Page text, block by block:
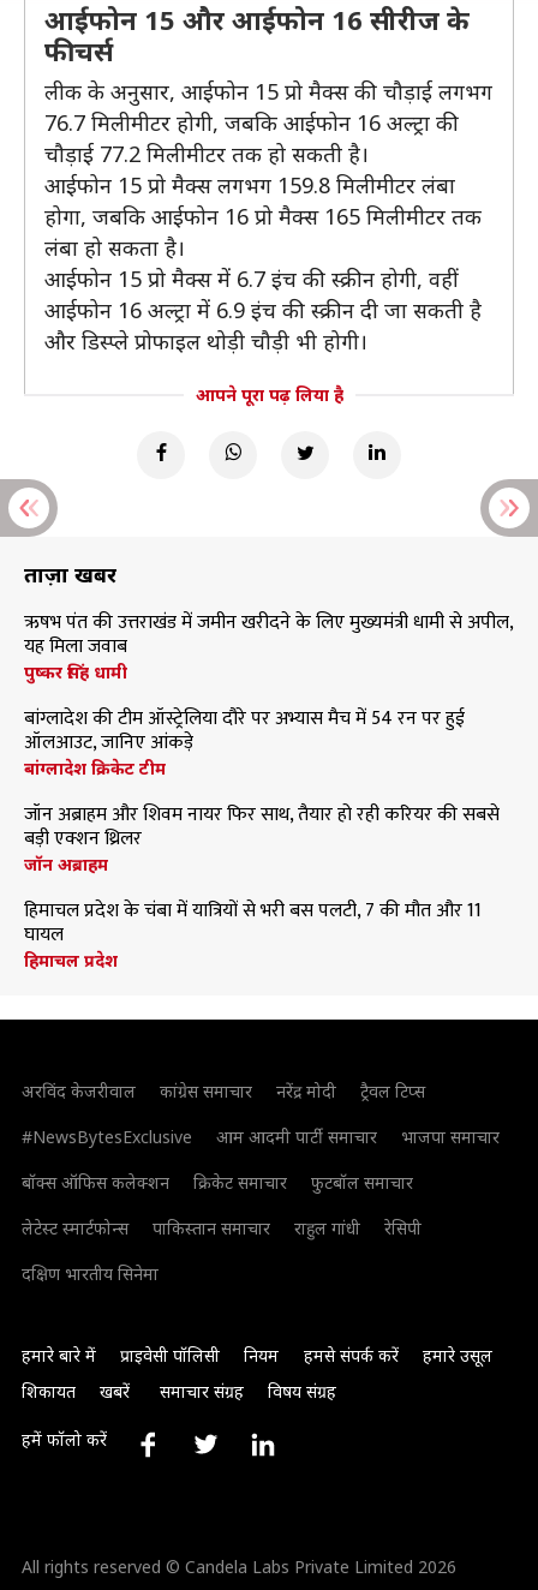
आईफोन 15 और आईफोन 16 सीरीज के
फीचर्स
लीक के अनुसार, आईफोन 15 प्रो मैक्स की चौड़ाई लगभग
76.7 मिलीमीटर होगी, जबकि आईफोन 16 अल्ट्रा की
चौड़ाई 77.2 मिलीमीटर तक हो सकती है।
आईफोन 15 प्रो मैक्स लगभग 159.8 मिलीमीटर लंबा
होगा, जबकि आईफोन 16 प्रो मैक्स 165 मिलीमीटर तक
लंबा हो सकता है।
आईफोन 15 प्रो मैक्स में 6.7 इंच की स्क्रीन होगी, वहीं
आईफोन 16 अल्ट्रा में 6.9 इंच की स्क्रीन दी जा सकती है
और डिस्प्ले प्रोफाइल थोड़ी चौड़ी भी होगी।
आपने पूरा पढ़ लिया है
ताज़ा खबरें
ऋषभ पंत की उत्तराखंड में जमीन खरीदने के लिए मुख्यमंत्री धामी से अपील,
यह मिला जवाब
पुष्कर सिंह धामी
बांग्लादेश की टीम ऑस्ट्रेलिया दौरे पर अभ्यास मैच में 54 रन पर हुई
ऑलआउट, जानिए आंकड़े
बांग्लादेश क्रिकेट टीम
जॉन अब्राहम और शिवम नायर फिर साथ, तैयार हो रही करियर की सबसे
बड़ी एक्शन थ्रिलर
जॉन अब्राहम
हिमाचल प्रदेश के चंबा में यात्रियों से भरी बस पलटी, 7 की मौत और 11
घायल
हिमाचल प्रदेश
अरविंद केजरीवाल कांग्रेस समाचार नरेंद्र मोदी
ट्रैवल टिप्स
#NewsBytesExclusive
आम आदमी पार्टी समाचार
भाजपा समाचार
बॉक्स ऑफिस कलेक्शन
क्रिकेट समाचार
फुटबॉल समाचार
लेटेस्ट स्मार्टफोन्स
पाकिस्तान समाचार राहुल गांधी
रेसिपी
दक्षिण भारतीय सिनेमा
हमारे बारे में प्राइवेसी पॉलिसी नियम हमसे संपर्क करें
हमारे उसूल
शिकायत
खबरें समाचार संग्रह विषय संग्रह
हमें फॉलो करें
All rights reserved © Candela Labs Private Limited 2026